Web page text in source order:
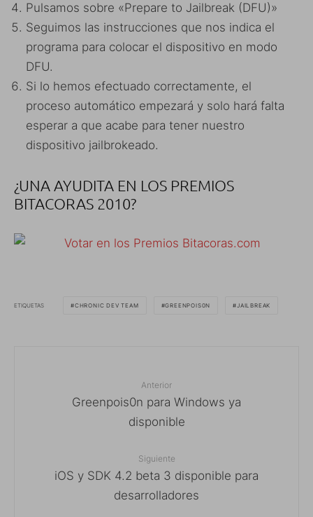
Pulsamos sobre «Prepare to Jailbreak (DFU)»
Seguimos las instrucciones que nos indica el
programa para colocar el dispositivo en modo
DFU.
Si lo hemos efectuado correctamente, el
proceso automático empezará y solo hará falta
esperar a que acabe para tener nuestro
dispositivo jailbrokeado.
¿UNA AYUDITA EN LOS PREMIOS
BITACORAS 2010?
ETIQUETAS CHRONIC DEV TEAM GREENPOIS0N JAILBREAK
Anterior
Greenpois0n para Windows ya
disponible
Siguiente
iOS y SDK 4.2 beta 3 disponible para
desarrolladores